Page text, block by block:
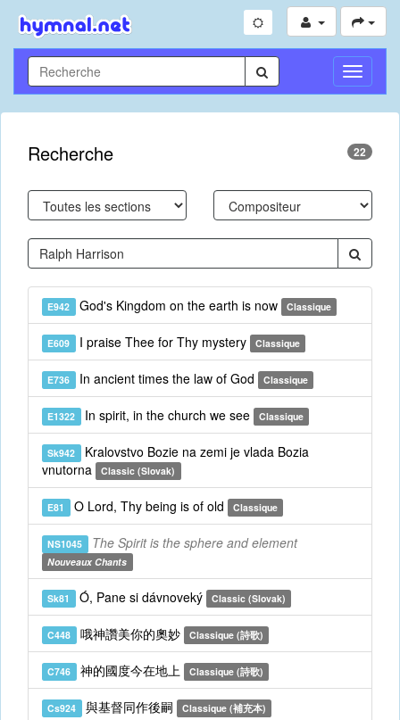
Toggle
Recherche 22
E942 God's Kingdom on the earth is now Classique
E609 I praise Thee for Thy mystery Classique
E736 In ancient times the law of God Classique
E1322 In spirit, in the church we see Classique
Sk942 Kralovstvo Bozie na zemi je vlada Bozia
vnutorna
Classic (Slovak)
E81 O Lord, Thy being is of old Classique
NS1045 The Spirit is the sphere and element
Nouveaux Chants
Sk81 Ó, Pane si dávnoveký Classic (Slovak)
C448 哦神讚美你的奧妙 Classique (詩歌)
C746 神的國度今在地上 Classique (詩歌)
Cs924 與基督同作後嗣 Classique (補充本)